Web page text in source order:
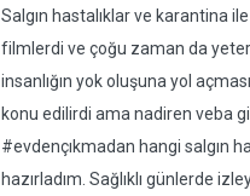
Salgın hastalıklar ve karantina
filmlerdi ve çoğu zaman da
insanlığın yok oluşuna yol
konu edilirdi ama nadiren veba
#evdençıkmadan hangi salgın
hazırladım. Sağlıklı günlerde